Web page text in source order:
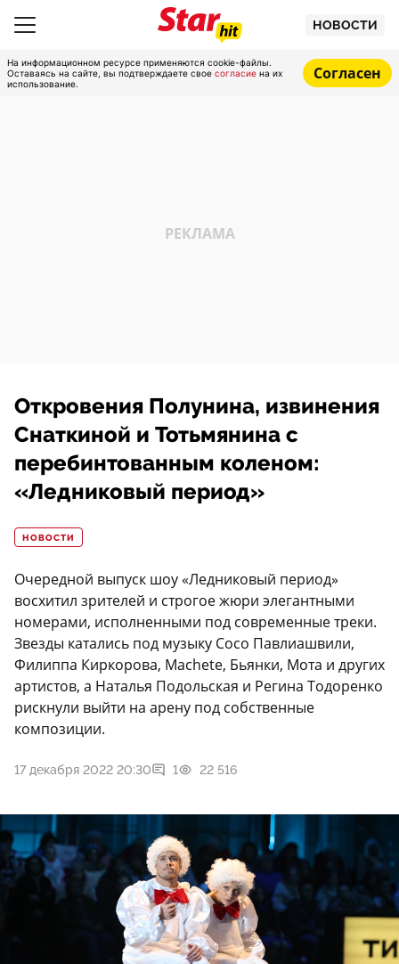
НОВОСТИ
На информационном ресурсе применяются cookie-файлы.
Оставаясь на сайте, вы подтверждаете свое согласие на их
использование.
Согласен
Откровения Полунина, извинения
Снаткиной и Тотьмянина с
перебинтованным коленом:
«Ледниковый период»
НОВОСТИ
Очередной выпуск шоу «Ледниковый период»
восхитил зрителей и строгое жюри элегантными
номерами, исполненными под современные треки.
Звезды катались под музыку Сосо Павлиашвили,
Филиппа Киркорова, Machete, Бьянки, Мота и других
артистов, а Наталья Подольская и Регина Тодоренко
рискнули выйти на арену под собственные
композиции.
17 декабря 2022 20:30 1 22 516